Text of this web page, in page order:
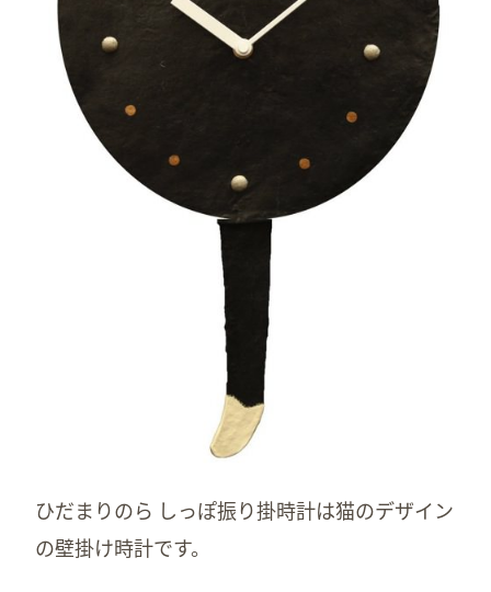
ひだまりのら しっぽ振り掛時計は猫のデザイン
の壁掛け時計です。